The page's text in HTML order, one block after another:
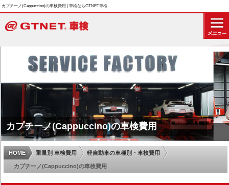
カプチーノ(Cappuccino)の車検費用 | 車検ならGTNET車検
カプチーノ(Cappuccino)の車検費用
HOME 重量別 車検費用 軽自動車の車種別・車検費用
カプチーノ(Cappuccino)の車検費用